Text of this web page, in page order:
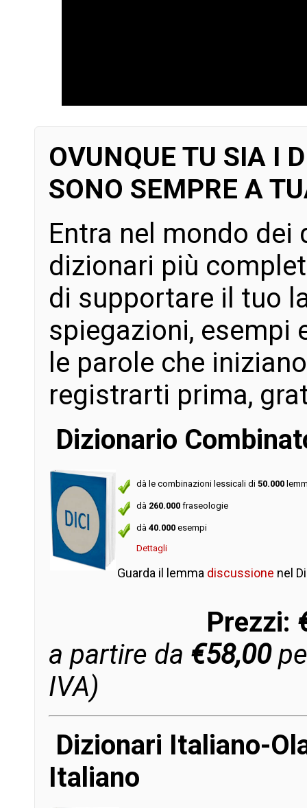
OVUNQUE TU SIA I
SONO SEMPRE A
Entra nel mondo dei
dizionari più
di supportare il tuo
spiegazioni, esempi
le parole che
registrarti prima,
Dizionario
dà le combinazioni lessicali di 50.000
dà 260.000 fraseologie
dà 40.000 esempi
Dettagli
Guarda il lemma discussione nel
Prezzi:
a partire da €58,00
IVA)
Dizionari Italiano-
Italiano